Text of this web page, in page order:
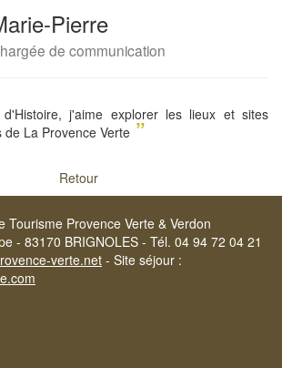
Pierre
de communication
d'Histoire, j'aime explorer les lieux et sites
La Provence Verte ”
Retour
Tourisme Provence Verte & Verdon
- 83170 BRIGNOLES - Tél. 04 94 72 04 21
verte.net- Site séjour :